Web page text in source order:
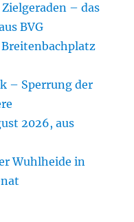
– das
BVG
Breitenbachplatz
– Sperrung der
2026, aus
Wuhlheide in